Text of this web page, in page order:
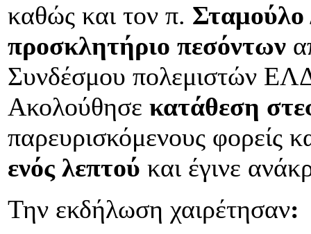
καθώς και τον π. Σταμούλο
προσκλητήριο πεσόντων
Συνδέσμου πολεμιστών
Ακολούθησε κατάθεση
παρευρισκόμενους φορείς
ενός λεπτού και έγινε
Την εκδήλωση χαιρέτησαν: